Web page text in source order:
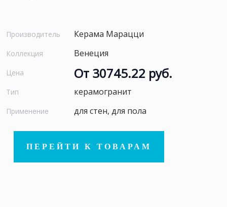
Производитель Керама Марацци
Коллекция Венеция
Цена От 30745.22 руб.
Тип керамогранит
Применение для стен, для пола
ПЕРЕЙТИ К ТОВАРАМ